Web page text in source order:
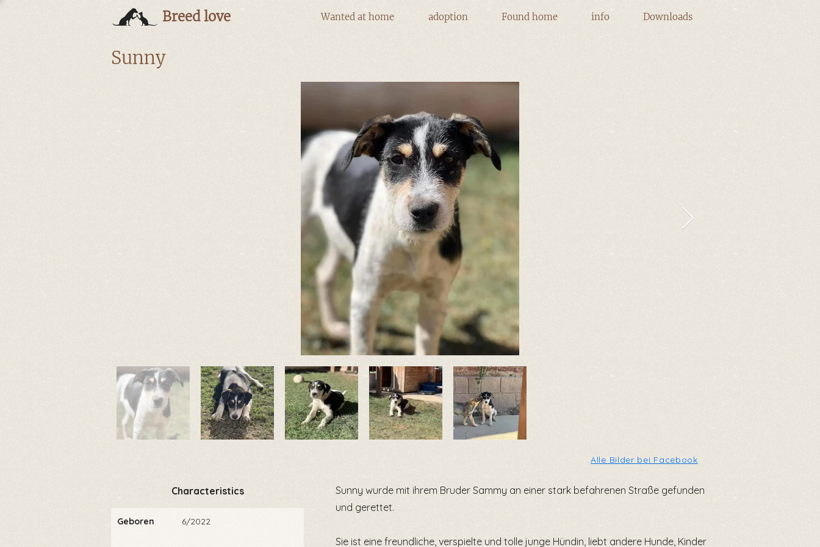
Breed love Wanted at home adoption Found home info Downloads
Sunny
Alle Bilder bei Facebook
Characteristics
Geboren 6/2022
Sunny wurde mit ihrem Bruder Sammy an einer stark befahrenen Straße gefunden
und gerettet.
Sie ist eine freundliche, verspielte und tolle junge Hündin, liebt andere Hunde, Kinder